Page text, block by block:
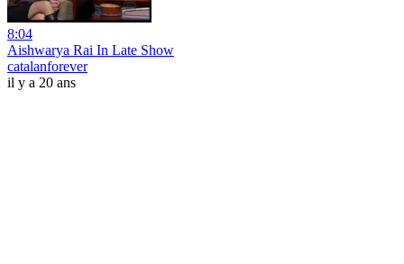
8:04
Aishwarya Rai In Late Show
catalanforever
il y a 20 ans